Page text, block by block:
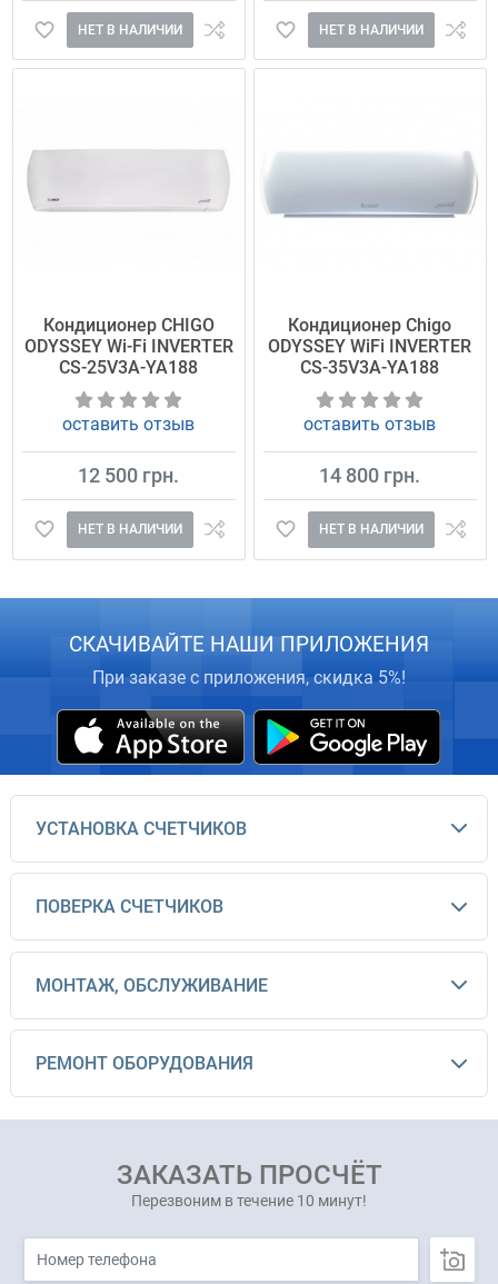
НЕТ В НАЛИЧИИ НЕТ В НАЛИЧИИ
Кондиционер CHIGO
ODYSSEY Wi-Fi INVERTER
CS-25V3A-YA188
оставить отзыв
12 500 грн.
НЕТ В НАЛИЧИИ
Кондиционер Chigo
ODYSSEY WiFi INVERTER
CS-35V3A-YA188
оставить отзыв
14 800 грн.
НЕТ В НАЛИЧИИ
СКАЧИВАЙТЕ НАШИ ПРИЛОЖЕНИЯ
При заказе с приложения, скидка 5%!
УСТАНОВКА СЧЕТЧИКОВ
ПОВЕРКА СЧЕТЧИКОВ
МОНТАЖ, ОБСЛУЖИВАНИЕ
РЕМОНТ ОБОРУДОВАНИЯ
ЗАКАЗАТЬ ПРОСЧЁТ
Перезвоним в течение 10 минут!